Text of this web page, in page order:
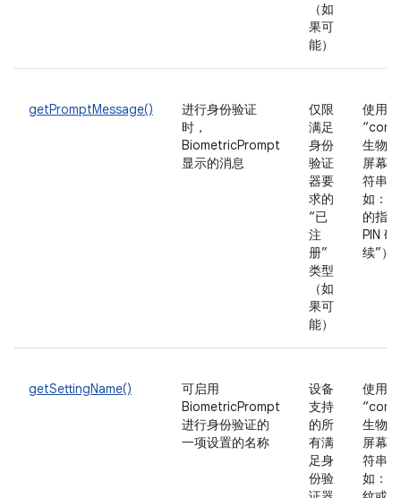
（如
果可
能）
getPromptMessage()
进行身份验证
时，
BiometricPrompt
显示的消息
仅限
满足
身份
验证
器要
求的
“已
注
册”
类型
（如
果可
能）
使用
生物
屏幕
符串
如：“
的指
PIN 码
续”）
getSettingName()
可启用
BiometricPrompt
进行身份验证的
一项设置的名称
设备
支持
的所
有满
足身
份验
使用
生物
屏幕
符串
如：“